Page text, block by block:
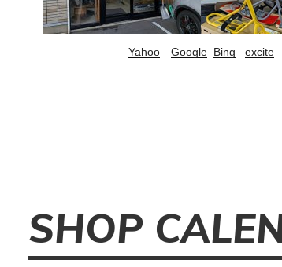
Yahoo Google Bing excite
SHOP